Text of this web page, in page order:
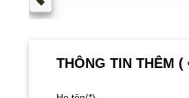
THÔNG TIN THÊM (